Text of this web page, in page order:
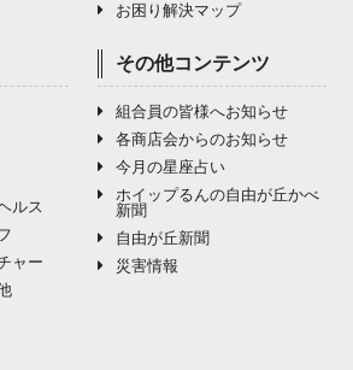
お困り解決マップ
ルス
ャー
その他コンテンツ
組合員の皆様へお知らせ
各商店会からのお知らせ
今月の星座占い
ホイップるんの自由が丘かべ
新聞
自由が丘新聞
災害情報